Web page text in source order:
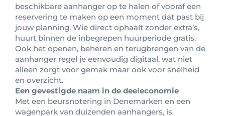
beschikbare aanhanger op te halen of vooraf een
reservering te maken op een moment dat past bij
jouw planning. Wie direct ophaalt zonder extra’s,
huurt binnen de inbegrepen huurperiode gratis.
Ook het openen, beheren en terugbrengen van de
aanhanger regel je eenvoudig digitaal, wat niet
alleen zorgt voor gemak maar ook voor snelheid
en overzicht.
Een gevestigde naam in de deeleconomie
Met een beursnotering in Denemarken en een
wagenpark van duizenden aanhangers, is